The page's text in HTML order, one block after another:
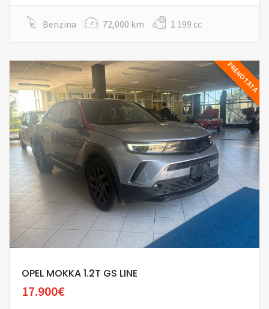
Benzina 72,000 km 1 199 cc
PRENOTATA
OPEL MOKKA 1.2T GS LINE
17.900€